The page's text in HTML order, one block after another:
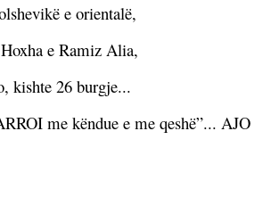
e orientalë,
e Ramiz Alia,
kishte 26 burgje...
me këndue e me qeshë”... AJO